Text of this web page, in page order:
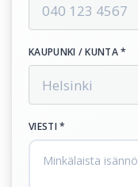
KAUPUNKI / KUNTA *
VIESTI *